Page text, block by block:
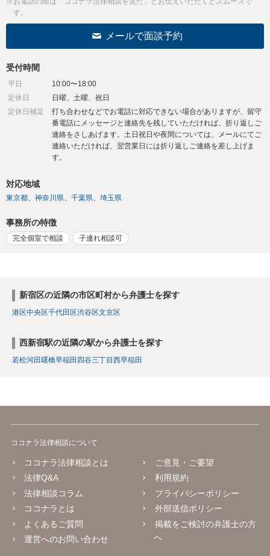
す。
メールで面談予約
受付時間
平日
10:00〜18:00
定休日
日曜、土曜、祝日
定休日補足
打ち合わせなどでお電話に対応できない場合がありますが、留守
番電話にメッセージと連絡先を残していただければ、折り返しご
連絡をさしあげます。土日祝日や夜間については、メールにてご
連絡いただければ、翌営業日には折り返しご連絡を差し上げま
す。
対応地域
東京都 神奈川県 千葉県 埼玉県
事務所の特徴
完全個室で相談 子連れ相談可
新宿区の近隣の市区町村から弁護士を探す
港区中央区千代田区渋谷区文京区
西新宿駅の近隣の駅から弁護士を探す
若松河田曙橋早稲田 四谷三丁目西早稲田
ココナラ法律相談について
ココナラ法律相談とは
法律Q&A
法律相談コラム
ココナラとは
よくあるご質問
運営へのお問い合わせ
ご意見・ご要望
利用規約
プライバシーポリシー
外部送信ポリシー
掲載をご検討の弁護士の方
へ